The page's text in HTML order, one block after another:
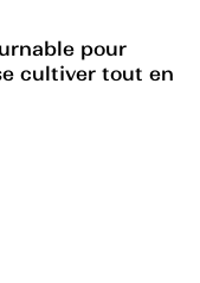
pour
cultiver tout en